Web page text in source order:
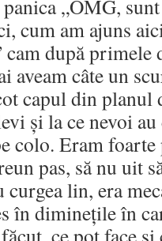
„OMG,
cum am ajuns
după primele
aveam câte un
capul din planul
și la ce nevoi
colo. Eram foarte
pas, să nu uit
lin, era
în diminețile în
ce pot face